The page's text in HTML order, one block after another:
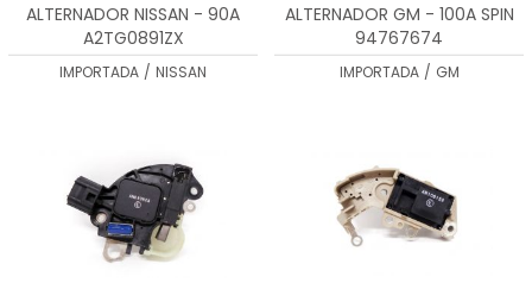
ALTERNADOR NISSAN - 90A
A2TG0891ZX
IMPORTADA / NISSAN
ALTERNADOR GM - 100A SPIN
94767674
IMPORTADA / GM